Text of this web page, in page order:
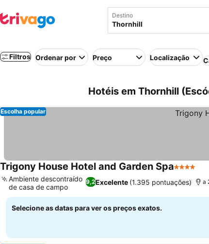
Destino
Filtros Ordenar por Preço Localização
Hotéis em Thornhill
Escolha popular
Trigony House Hotel and Garden Spa4 Estrelas
9,2Excelente (1.395 pontuações)
Ambiente descontraído
de casa de campo
a
Selecione as datas para ver os preços exatos.